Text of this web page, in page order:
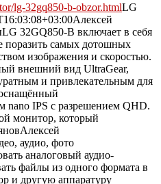
lg-32gq850-b-obzor.htmlLG
Алексей
LG 32GQ850-B включает в себя
поразить самых дотошных
изображения и скоростью.
внешний вид UltraGear,
и привлекательным для
nano IPS с разрешением QHD.
монитор, который
Алексей
аудио, фото